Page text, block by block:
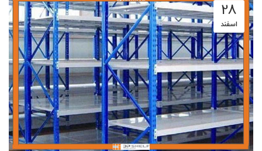
28
اسفند